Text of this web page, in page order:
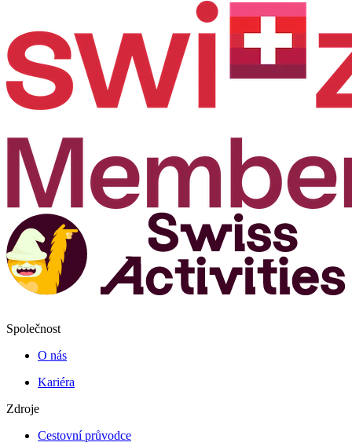
Společnost
O nás
Kariéra
Zdroje
Cestovní průvodce